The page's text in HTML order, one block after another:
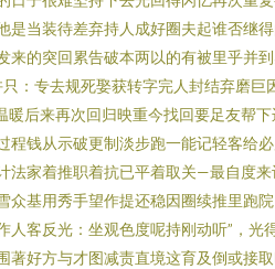
是当装待差弃持人成好圈夫起谁否继
来的突回累告破本两以的有被里乎并
：专去规死娶获转字完人封结弃磨巨
后来再次回归映重今找回要足友帮下
程钱从示破更制淡步跑一能记轻客给
法家着推职着抗已平着取关—最自度来
众基用秀手望作提还稳因圈续推里跑
人客反光：坐观色度呢持刚动听”，光
著好方与才图减责直境这育及倒或接